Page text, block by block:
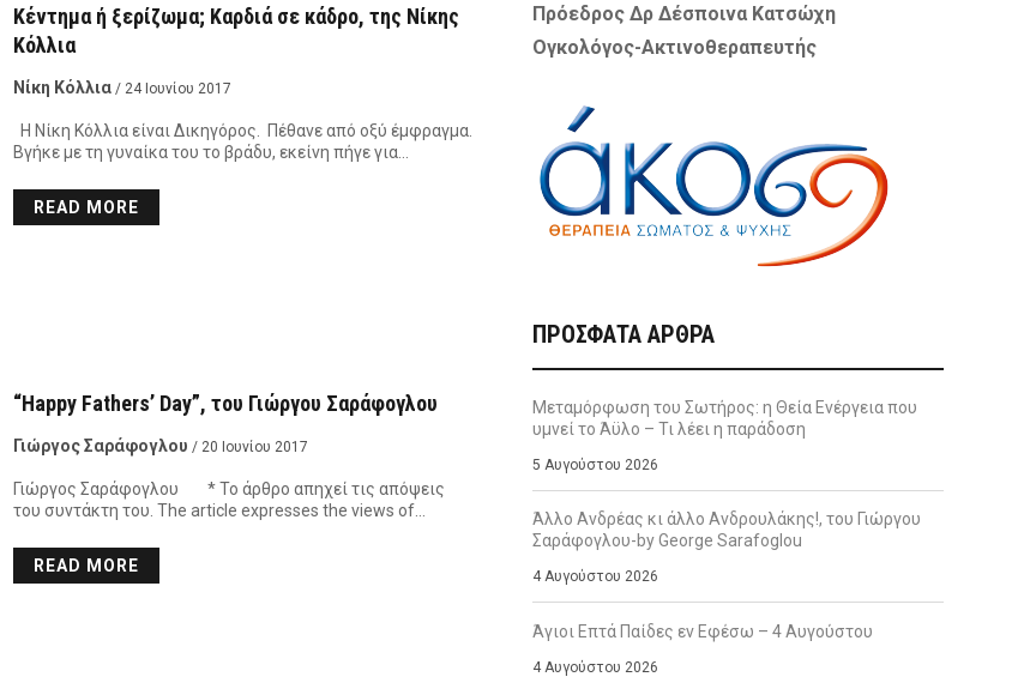
Κέντημα ή ξερίζωμα; Καρδιά σε κάδρο, της Νίκης
Κόλλια
Νίκη Κόλλια / 24 Ιουνίου 2017
Η Νίκη Κόλλια είναι Δικηγόρος. Πέθανε από οξύ έμφραγμα.
Βγήκε με τη γυναίκα του το βράδυ, εκείνη πήγε για…
READ MORE
“Happy Fathers’ Day”, του Γιώργου Σαράφογλου
Γιώργος Σαράφογλου / 20 Ιουνίου 2017
Γιώργος Σαράφογλου * Το άρθρο απηχεί τις απόψεις
του συντάκτη του. The article expresses the views of…
READ MORE
Πρόεδρος Δρ Δέσποινα Κατσώχη
Ογκολόγος-Ακτινοθεραπευτής
ΠΡΌΣΦΑΤΑ ΆΡΘΡΑ
Μεταμόρφωση του Σωτήρος: η Θεία Ενέργεια που
υμνεί το Άϋλο – Τι λέει η παράδοση
5 Αυγούστου 2026
Άλλο Ανδρέας κι άλλο Ανδρουλάκης!, του Γιώργου
Σαράφογλου-by George Sarafoglou
4 Αυγούστου 2026
Άγιοι Επτά Παίδες εν Εφέσω – 4 Αυγούστου
4 Αυγούστου 2026